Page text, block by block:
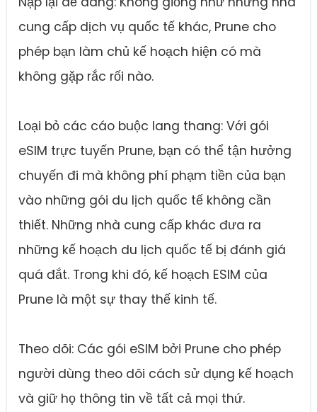
cung cấp dịch vụ quốc tế khác, Prune cho
phép bạn làm chủ kế hoạch hiện có mà
không gặp rắc rối nào.
Loại bỏ các cáo buộc lang thang: Với gói
eSIM trực tuyến Prune, bạn có thể tận hưởng
chuyến đi mà không phí phạm tiền của bạn
vào những gói du lịch quốc tế không cần
thiết. Những nhà cung cấp khác đưa ra
những kế hoạch du lịch quốc tế bị đánh giá
quá đắt. Trong khi đó, kế hoạch ESIM của
Prune là một sự thay thế kinh tế.
Theo dõi: Các gói eSIM bởi Prune cho phép
người dùng theo dõi cách sử dụng kế hoạch
và giữ họ thông tin về tất cả mọi thứ.